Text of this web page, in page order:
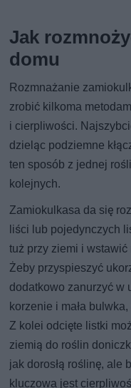
Jak
domu
Rozmnażanie
zrobić kilkoma
i cierpliwości.
dzieląc podziemne
ten sposób z jednej
kolejnych.
Zamiokulkasa da się
liści lub pojedynczych
tuż przy ziemi i
Żeby przyspieszyć
dodatkowo zanurzyć w
korzenie i mała
Z kolei odcięte listki
ziemią do roślin
jak dorosłą roślinę, ale
kluczowa jest